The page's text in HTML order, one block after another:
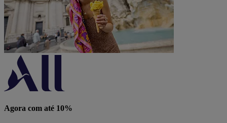
Agora com até 10%